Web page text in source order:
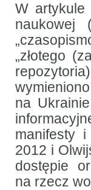
W artykule
naukowej
„złotego
na
manifesty
2012 i
dostępie
na rzecz